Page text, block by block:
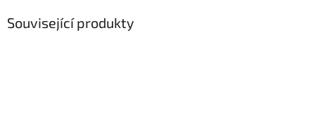
Související produkty